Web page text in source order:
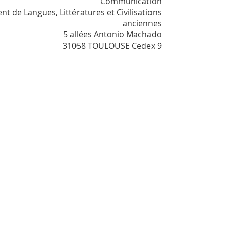
de Langues, Littératures et Civilisations
anciennes
5 allées Antonio Machado
31058 TOULOUSE Cedex 9